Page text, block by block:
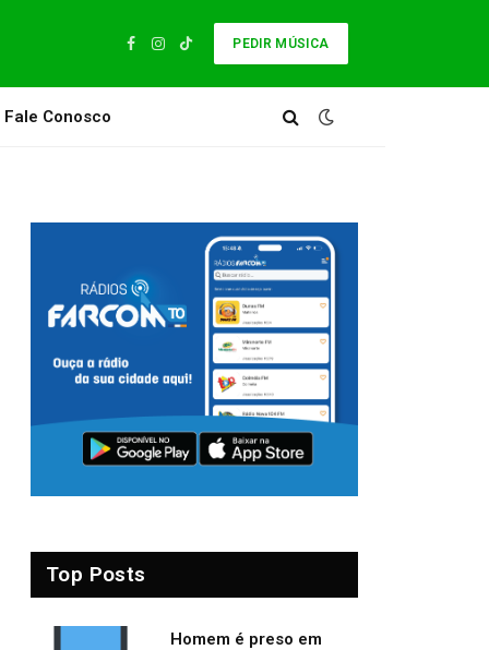
Facebook
Instagram
TikTok
PEDIR MÚSICA
Fale Conosco
Top Posts
Homem é preso em